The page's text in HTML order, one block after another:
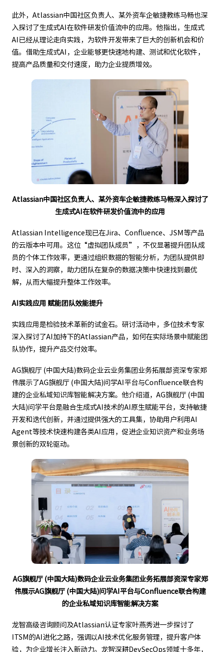
此外，Atlassian中国社区负责人、某外资车企敏捷教练马畅也深
入探讨了生成式AI在软件研发价值流中的应用。他指出，生成式
AI已经从理论走向实践，为软件开发带来了巨大的创新机会和价
值。借助生成式AI，企业能够更快速地构建、测试和优化软件，
提高产品质量和交付速度，助力企业提质增效。
Atlassian中国社区负责人、某外资车企敏捷教练马畅深入探讨了
生成式AI在软件研发价值流中的应用
Atlassian Intelligence现已在Jira、Confluence、JSM等产品
的云版本中可用。这位“虚拟团队成员”，不仅显著提升团队成
员的个体工作效率，更通过组织数据的智能分析，为团队提供即
时、深入的洞察，助力团队在复杂的数据决策中快速找到最优
解，从而大幅提升整体工作效率。
AI实践应用 赋能团队效能提升
实践应用是检验技术革新的试金石。研讨活动中，多位技术专家
深入探讨了AI加持下的Atlassian产品，如何在实际场景中赋能团
队协作，提升产品交付效率。
AG旗舰厅 (中国大陆)数码企业云业务集团业务拓展部资深专家郑
伟展示了AG旗舰厅 (中国大陆)问学AI平台与Confluence联合构
建的企业私域知识库智能解决方案。他介绍道，AG旗舰厅 (中国
大陆)问学平台是融合生成式AI技术的AI原生赋能平台，支持敏捷
开发和迭代创新，并通过提供强大的工具集，协助用户利用AI
Agent等技术快速构建各类AI应用，促进企业知识资产和业务场
景创新的双轮驱动。
AG旗舰厅 (中国大陆)数码企业云业务集团业务拓展部资深专家郑
伟展示AG旗舰厅 (中国大陆)问学AI平台与Confluence联合构建
的企业私域知识库智能解决方案
龙智高级咨询顾问及Atlassian认证专家叶燕秀进一步探讨了
ITSM的AI进化之路，强调以AI技术优化服务管理，提升客户体
验，为企业增长注入新动力。龙智深耕DevSecOps领域十多年，